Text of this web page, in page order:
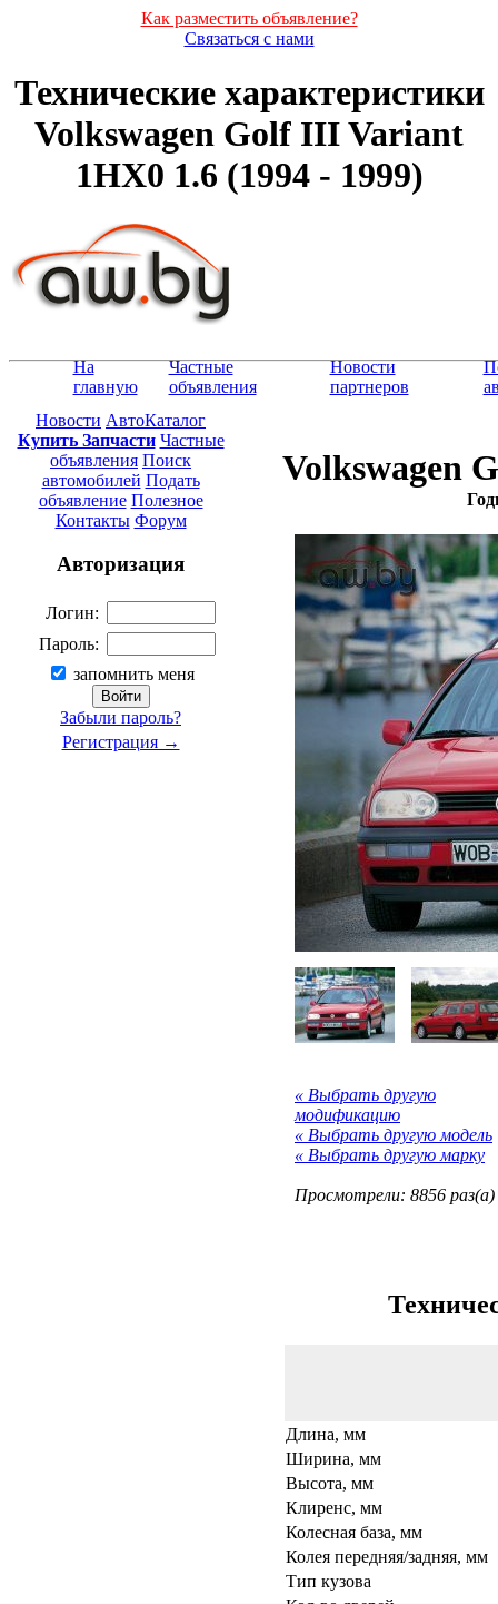
Как разместить объявление?
Связаться с нами
Технические характеристики
Volkswagen Golf III Variant
1HX0 1.6 (1994 - 1999)
На
главную
Частные
объявления
Новости
партнеров
Новости АвтоКаталог
Купить Запчасти Частные
объявления Поиск
автомобилей Подать
объявление Полезное
Контакты Форум
Авторизация
Логин:
Пароль:
запомнить меня
Забыли пароль?
Регистрация →
Volkswagen
« Выбрать другую
модификацию
« Выбрать другую модель
« Выбрать другую марку
Просмотрели: 8856 раз(а)
Длина, мм
Ширина, мм
Высота, мм
Клиренс, мм
Колесная база, мм
Колея передняя/задняя, мм
Тип кузова